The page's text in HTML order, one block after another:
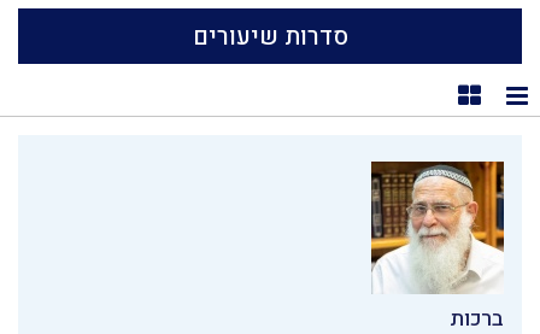
סדרות שיעורים
תצוגת רשימה
תצוגת קוביות
ברכות